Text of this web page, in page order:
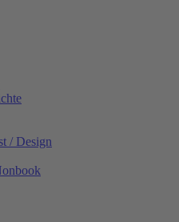
/ Design